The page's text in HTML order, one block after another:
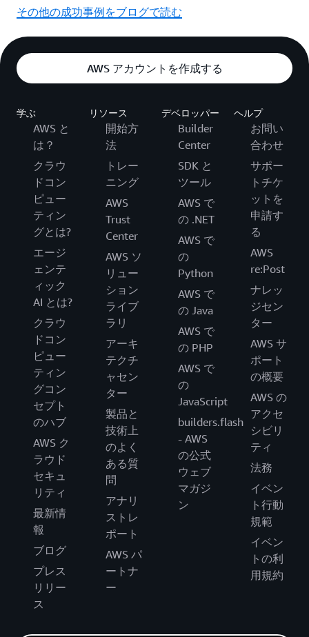
その他の成功事例をブログで読む
AWS アカウントを作成する
学ぶ
AWS と
は？
クラウ
ドコン
ピュー
ティン
グとは?
エージ
ェンテ
ィック
AI とは?
クラウ
ドコン
ピュー
ティン
グコン
セプト
のハブ
AWS ク
ラウド
セキュ
リティ
最新情
報
ブログ
プレス
リリー
ス
リソース
開始方
法
トレー
ニング
AWS
Trust
Center
AWS ソ
リュー
ション
ライブ
ラリ
アーキ
テクチ
ャセン
ター
製品と
技術上
のよく
ある質
問
アナリ
ストレ
ポート
AWS パ
ートナ
ー
デベロッパー
Builder
Center
SDK と
ツール
AWS で
の .NET
AWS で
の
Python
AWS で
の Java
AWS で
の PHP
AWS で
の
JavaScript
builders.flash
- AWS
の公式
ウェブ
マガジ
ン
ヘルプ
お問い
合わせ
サポー
トチケ
ットを
申請す
る
AWS
re:Post
ナレッ
ジセン
ター
AWS サ
ポート
の概要
AWS の
アクセ
シビリ
ティ
法務
イベン
ト行動
規範
イベン
トの利
用規約